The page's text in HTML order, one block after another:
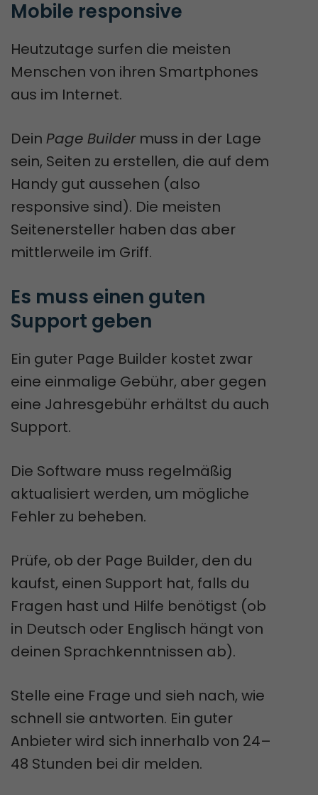
Mobile responsive
Heutzutage surfen die meisten
Menschen von ihren Smartphones
aus im Internet.
Dein Page Buildermuss in der Lage
sein, Seiten zu erstellen, die auf dem
Handy gut aussehen (also
responsive sind). Die meisten
Seitenersteller haben das aber
mittlerweile im Griff.
Es muss einen guten
Support geben
Ein guter Page Builder kostet zwar
eine einmalige Gebühr, aber gegen
eine Jahresgebühr erhältst du auch
Support.
Die Software muss regelmäßig
aktualisiert werden, um mögliche
Fehler zu beheben.
Prüfe, ob der Page Builder, den du
kaufst, einen Support hat, falls du
Fragen hast und Hilfe benötigst (ob
in Deutsch oder Englisch hängt von
deinen Sprachkenntnissen ab).
Stelle eine Frage und sieh nach, wie
schnell sie antworten. Ein guter
Anbieter wird sich innerhalb von 24–
48 Stunden bei dir melden.